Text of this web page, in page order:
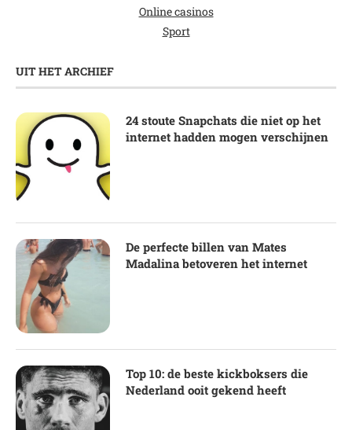
Online casinos
Sport
UIT HET ARCHIEF
24 stoute Snapchats die niet op het
internet hadden mogen verschijnen
De perfecte billen van Mates
Madalina betoveren het internet
Top 10: de beste kickboksers die
Nederland ooit gekend heeft